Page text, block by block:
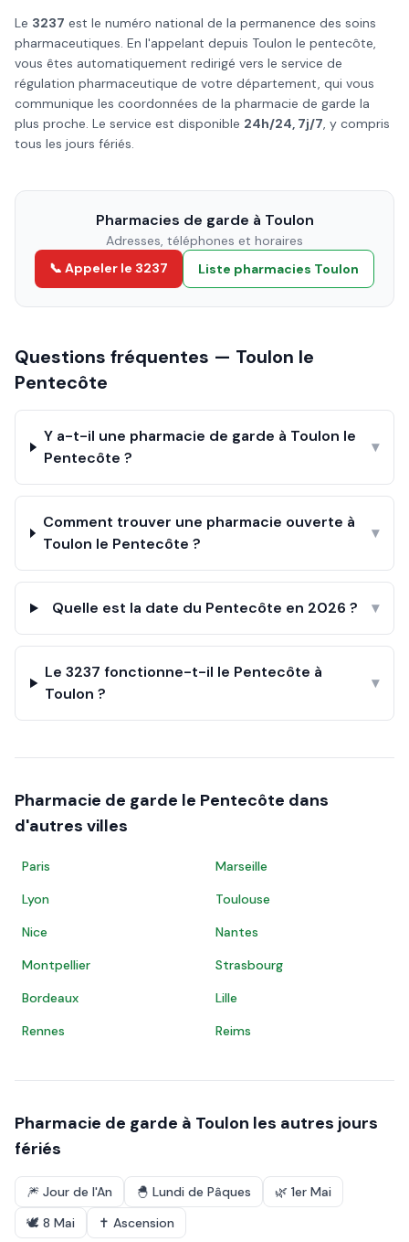
Le 3237 est le numéro national de la permanence des soins
pharmaceutiques. En l'appelant depuis Toulon le pentecôte,
vous êtes automatiquement redirigé vers le service de
régulation pharmaceutique de votre département, qui vous
communique les coordonnées de la pharmacie de garde la
plus proche. Le service est disponible 24h/24, 7j/7, y compris
tous les jours fériés.
Pharmacies de garde à Toulon
Adresses, téléphones et horaires
📞 Appeler le 3237
Liste pharmacies Toulon
Questions fréquentes — Toulon le
Pentecôte
Y a-t-il une pharmacie de garde à Toulon le
Pentecôte ?
▾
Comment trouver une pharmacie ouverte à
Toulon le Pentecôte ?
▾
Quelle est la date du Pentecôte en 2026 ? ▾
Le 3237 fonctionne-t-il le Pentecôte à
Toulon ?
▾
Pharmacie de garde le Pentecôte dans
d'autres villes
Paris
Marseille
Lyon
Toulouse
Nice
Nantes
Montpellier
Strasbourg
Bordeaux
Lille
Rennes
Reims
Pharmacie de garde à Toulon les autres jours
fériés
🎆 Jour de l'An 🐣 Lundi de Pâques 🌿 1er Mai
🕊️ 8 Mai ✝️ Ascension